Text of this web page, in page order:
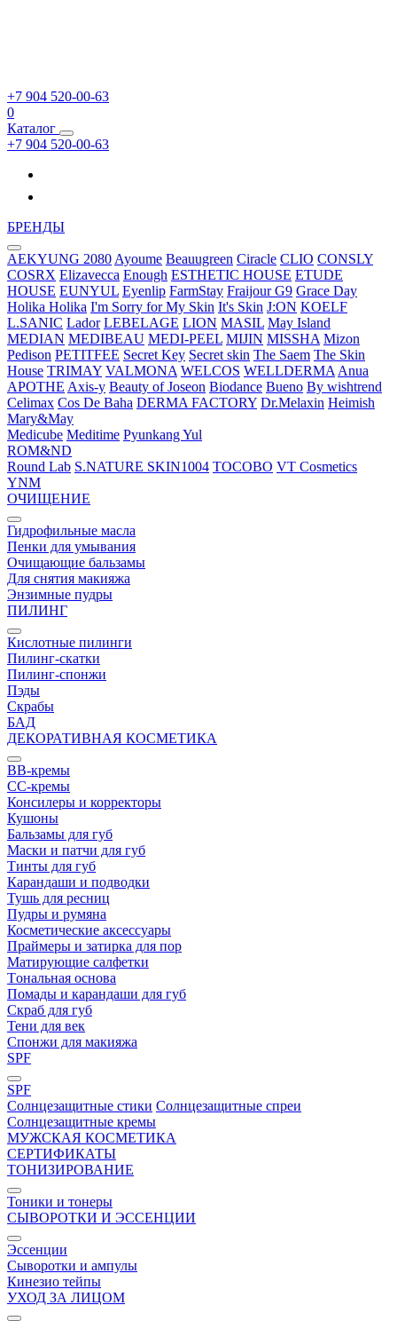
+7 904 520-00-63
0
Каталог
+7 904 520-00-63
БРЕНДЫ
AEKYUNG 2080 Ayoume Beauugreen Ciracle CLIO CONSLY
COSRX Elizavecca Enough ESTHETIC HOUSE ETUDE
HOUSE EUNYUL Eyenlip FarmStay FraijourG9 Grace Day
Holika Holika I'm Sorry for My Skin It's Skin J:ON KOELF
L.SANIC Lador LEBELAGE LION MASIL May Island
MEDIAN MEDIBEAU MEDI-PEEL MIJIN MISSHA Mizon
Pedison PETITFEE Secret Key Secret skin The Saem The Skin
House TRIMAY VALMONA WELCOS WELLDERMA Anua
APOTHE Axis-y Beauty of Joseon Biodance Bueno By wishtrend
Celimax Cos De Baha DERMA FACTORY Dr.Melaxin Heimish
Mary&May
Medicube Meditime Pyunkang Yul
ROM&ND
Round Lab S.NATURE SKIN1004 TOCOBO VT Cosmetics
YNM
ОЧИЩЕНИЕ
Гидрофильные масла
Пенки для умывания
Очищающие бальзамы
Для снятия макияжа
Энзимные пудры
ПИЛИНГ
Кислотные пилинги
Пилинг-скатки
Пилинг-спонжи
Пэды
Скрабы
БАД
ДЕКОРАТИВНАЯ КОСМЕТИКА
BB-кремы
CC-кремы
Консилеры и корректоры
Кушоны
Бальзамы для губ
Маски и патчи для губ
Тинты для губ
Карандаши и подводки
Тушь для ресниц
Пудры и румяна
Косметические аксессуары
Праймеры и затирка для пор
Матирующие салфетки
Tональная основа
Помады и карандаши для губ
Скраб для губ
Тени для век
Спонжи для макияжа
SPF
SPF
Солнцезащитные стики Солнцезащитные спреи
Солнцезащитные кремы
МУЖСКАЯ КОСМЕТИКА
СЕРТИФИКАТЫ
ТОНИЗИРОВАНИЕ
Тоники и тонеры
СЫВОРОТКИ И ЭССЕНЦИИ
Эссенции
Сыворотки и ампулы
Кинезио тейпы
УХОД ЗА ЛИЦОМ